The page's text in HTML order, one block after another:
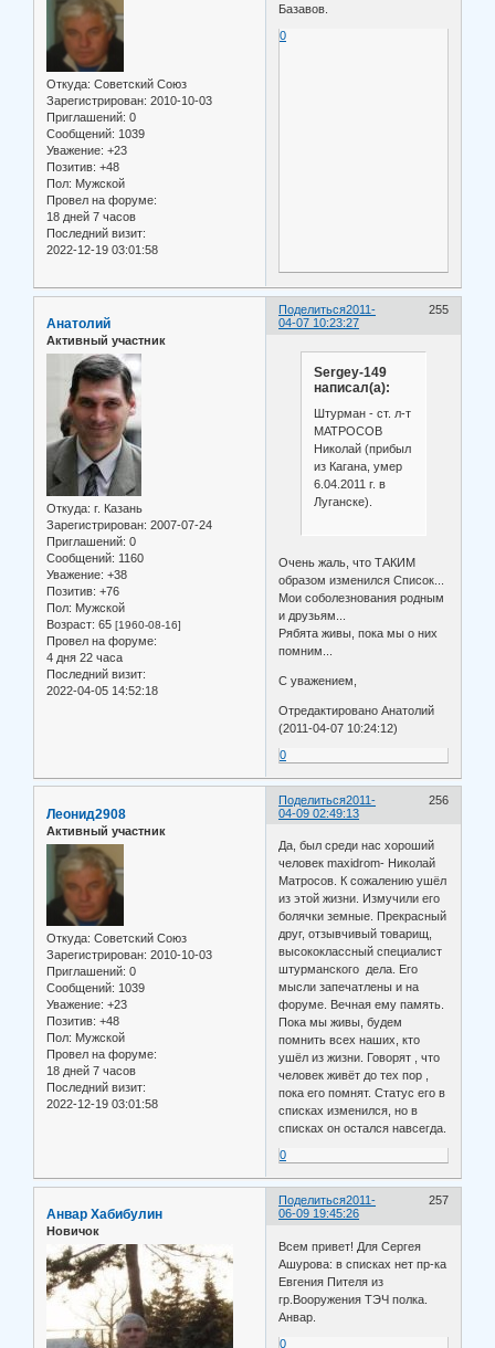
Откуда: Советский Союз
Зарегистрирован: 2010-10-03
Приглашений: 0
Сообщений: 1039
Уважение: +23
Позитив: +48
Пол: Мужской
Провел на форуме:
18 дней 7 часов
Последний визит:
2022-12-19 03:01:58
Базавов.
0
Поделиться 255
2011-
04-07 10:23:27
Анатолий
Активный участник
Откуда: г. Казань
Зарегистрирован: 2007-07-24
Приглашений: 0
Сообщений: 1160
Уважение: +38
Позитив: +76
Пол: Мужской
Возраст: 65 [1960-08-16]
Провел на форуме:
4 дня 22 часа
Последний визит:
2022-04-05 14:52:18
Sergey-149
написал(а):
Штурман - ст. л-т
МАТРОСОВ
Николай (прибыл
из Кагана, умер
6.04.2011 г. в
Луганске).
Очень жаль, что ТАКИМ
образом изменился Список...
Мои соболезнования родным
и друзьям...
Рябята живы, пока мы о них
помним...
С уважением,
Отредактировано Анатолий
(2011-04-07 10:24:12)
0
Поделиться 256
2011-
04-09 02:49:13
Леонид2908
Активный участник
Откуда: Советский Союз
Зарегистрирован: 2010-10-03
Приглашений: 0
Сообщений: 1039
Уважение: +23
Позитив: +48
Пол: Мужской
Провел на форуме:
18 дней 7 часов
Последний визит:
2022-12-19 03:01:58
Да, был среди нас хороший
человек maxidrom- Николай
Матросов. К сожалению ушёл
из этой жизни. Измучили его
болячки земные. Прекрасный
друг, отзывчивый товарищ,
высококлассный специалист
штурманского дела. Его
мысли запечатлены и на
форуме. Вечная ему память.
Пока мы живы, будем
помнить всех наших, кто
ушёл из жизни. Говорят , что
человек живёт до тех пор ,
пока его помнят. Статус его в
списках изменился, но в
списках он остался навсегда.
0
Поделиться 257
2011-
06-09 19:45:26
Анвар Хабибулин
Новичок
Всем привет! Для Сергея
Ашурова: в списках нет пр-ка
Евгения Пителя из
гр.Вооружения ТЭЧ полка.
Анвар.
0